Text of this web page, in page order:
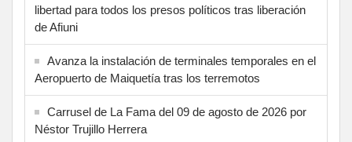
libertad para todos los presos políticos tras liberación
de Afiuni
Avanza la instalación de terminales temporales en el
Aeropuerto de Maiquetía tras los terremotos
Carrusel de La Fama del 09 de agosto de 2026 por
Néstor Trujillo Herrera